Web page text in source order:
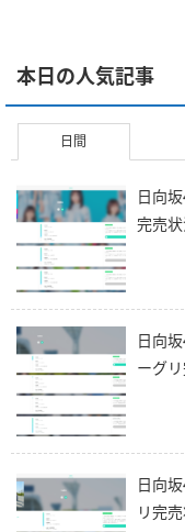
本日の人気記事
日間
日向
完売
日向
ーグ
日向
リ完